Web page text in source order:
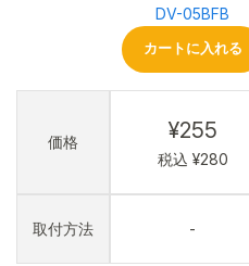
価格
取付方法
DV-05BFB
カートに入れる
¥255
税込 ¥280
-